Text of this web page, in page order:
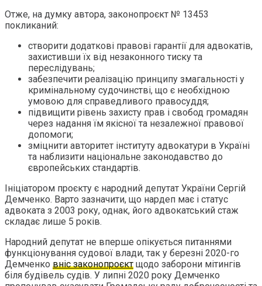
Отже, на думку автора, законопроєкт № 13453
покликаний:
створити додаткові правові гарантії для адвокатів,
захистивши їх від незаконного тиску та
переслідувань;
забезпечити реалізацію принципу змагальності у
кримінальному судочинстві, що є необхідною
умовою для справедливого правосуддя;
підвищити рівень захисту прав і свобод громадян
через надання їм якісної та незалежної правової
допомоги;
зміцнити авторитет інституту адвокатури в Україні
та наблизити національне законодавство до
європейських стандартів.
Ініціатором проєкту є народний депутат України Сергій
Демченко. Варто зазначити, що нардеп має і статус
адвоката з 2003 року, однак, його адвокатський стаж
складає лише 5 років.
Народний депутат не вперше опікується питаннями
функціонування судової влади, так у березні 2020-го
Демченко вніс законопроєкт щодо заборони мітингів
біля будівель судів. У липні 2020 року Демченко